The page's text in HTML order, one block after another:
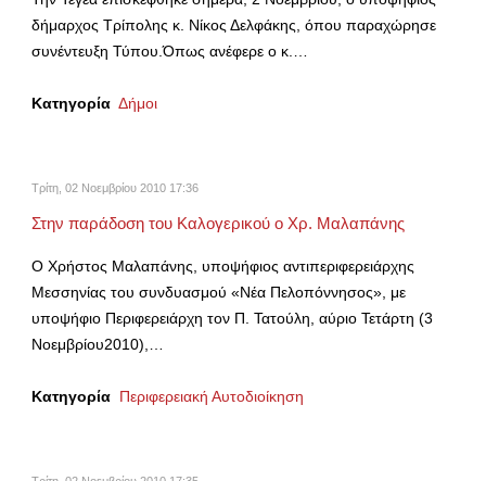
δήμαρχος Τρίπολης κ. Νίκος Δελφάκης, όπου παραχώρησε
συνέντευξη Τύπου.Όπως ανέφερε ο κ.…
Κατηγορία Δήμοι
Τρίτη, 02 Νοεμβρίου 2010 17:36
Στην παράδοση του Καλογερικού ο Χρ. Μαλαπάνης
Ο Χρήστος Μαλαπάνης, υποψήφιος αντιπεριφερειάρχης
Μεσσηνίας του συνδυασμού «Νέα Πελοπόννησος», με
υποψήφιο Περιφερειάρχη τον Π. Τατούλη, αύριο Τετάρτη (3
Νοεμβρίου2010),…
Κατηγορία Περιφερειακή Αυτοδιοίκηση